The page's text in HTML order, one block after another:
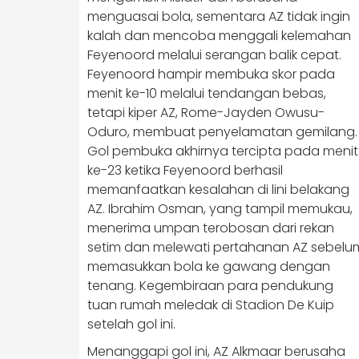
menguasai bola, sementara AZ tidak ingin
kalah dan mencoba menggali kelemahan
Feyenoord melalui serangan balik cepat.
Feyenoord hampir membuka skor pada
menit ke-10 melalui tendangan bebas,
tetapi kiper AZ, Rome-Jayden Owusu-
Oduro, membuat penyelamatan gemilang.
Gol pembuka akhirnya tercipta pada menit
ke-23 ketika Feyenoord berhasil
memanfaatkan kesalahan di lini belakang
AZ. Ibrahim Osman, yang tampil memukau,
menerima umpan terobosan dari rekan
setim dan melewati pertahanan AZ
memasukkan bola ke gawang dengan
tenang. Kegembiraan para pendukung
tuan rumah meledak di Stadion De Kuip
setelah gol ini.
Menanggapi gol ini, AZ Alkmaar berusaha